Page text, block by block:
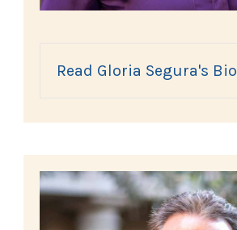
Read Gloria Segura's Bio